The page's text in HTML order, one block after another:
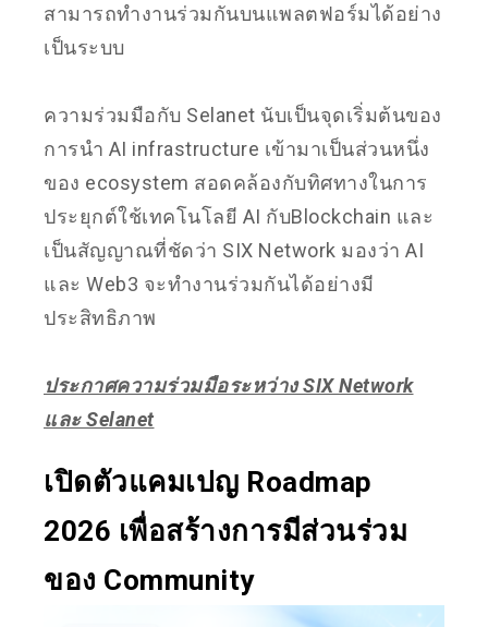
สามารถทำงานร่วมกันบนแพลตฟอร์มได้อย่าง
เป็นระบบ
ความร่วมมือกับ Selanet นับเป็นจุดเริ่มต้นของ
การนำ AI infrastructure เข้ามาเป็นส่วนหนึ่ง
ของ ecosystem สอดคล้องกับทิศทางในการ
ประยุกต์ใช้เทคโนโลยี AI กับBlockchain และ
เป็นสัญญาณที่ชัดว่า SIX Network มองว่า AI
และ Web3 จะทำงานร่วมกันได้อย่างมี
ประสิทธิภาพ
ประกาศความร่วมมือระหว่าง SIX Network
และ Selanet
เปิดตัวแคมเปญ Roadmap
2026 เพื่อสร้างการมีส่วนร่วม
ของ Community